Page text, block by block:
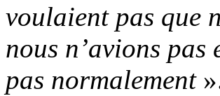
voulaient pas que
nous n’avions
pas normalement